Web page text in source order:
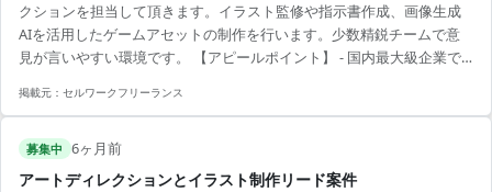
クションを担当して頂きます。イラスト監修や指示書作成、画像生成
AIを活用したゲームアセットの制作を行います。少数精鋭チームで意
見が言いやすい環境です。 【アピールポイント】 - 国内最大級企業で
ルを高められます - 少数精鋭のチームで主体的に業務に取り組めます -
掲載元： セルワークフリーランス
募集中 6ヶ月前
アートディレクションとイラスト制作リード案件